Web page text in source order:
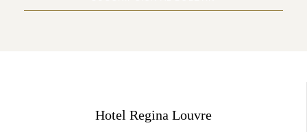
Hotel Regina Louvre